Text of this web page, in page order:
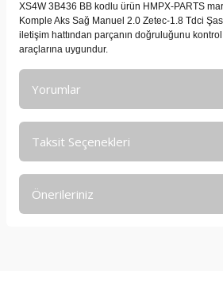
XS4W 3B436 BB kodlu ürün HMPX-PARTS
Komple Aks Sağ Manuel 2.0 Zetec-1.8 Tdci
iletişim hattından parçanın doğruluğunu
araçlarına uygundur.
Yorumlar
Taksit Seçenekleri
Önerileriniz